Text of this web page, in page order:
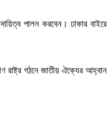
পালন করবেন। ঢাকার বাইরে
রাষ্ট্র গঠনে জাতীয় ঐক্যের আহ্বান